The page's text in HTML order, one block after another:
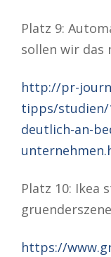
Platz 9:
sollen wir das
http://pr-
tipps/studien/
deutlich-an-
Platz 10: Ikea
https://